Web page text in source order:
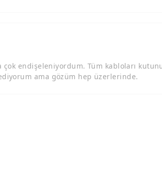
endişeleniyordum. Tüm kabloları
ama gözüm hep üzerlerinde.